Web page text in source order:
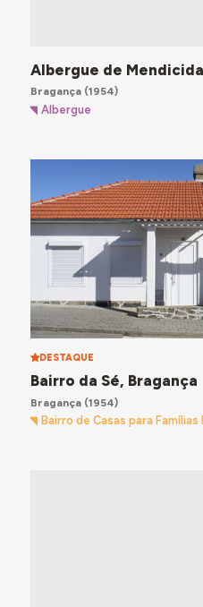
Albergue de
Bragança(1954)
Albergue
DESTAQUE
Bairro da Sé, Bragança
Bragança(1954)
Bairro de Casas para Famílias